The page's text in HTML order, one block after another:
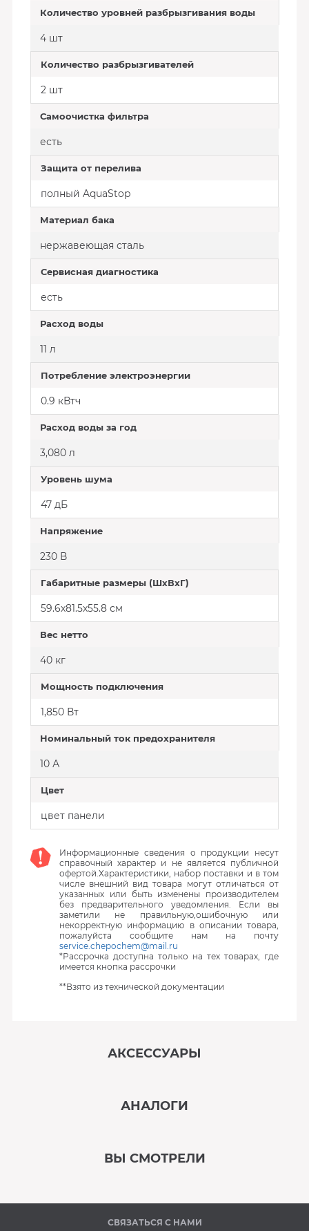
Количество уровней разбрызгивания воды
4 шт
Количество разбрызгивателей
2 шт
Самоочистка фильтра
есть
Защита от перелива
полный AquaStop
Материал бака
нержавеющая сталь
Сервисная диагностика
есть
Расход воды
11 л
Потребление электроэнергии
0.9 кВтч
Расход воды за год
3,080 л
Уровень шума
47 дБ
Напряжение
230 В
Габаритные размеры (ШхВхГ)
59.6х81.5х55.8 см
Вес нетто
40 кг
Мощность подключения
1,850 Вт
Номинальный ток предохранителя
10 А
Цвет
цвет панели
Информационные сведения о продукции несут
справочный характер и не является публичной
офертой.Характеристики, набор поставки и в том
числе внешний вид товара могут отличаться от
указанных или быть изменены производителем
без предварительного уведомления. Если вы
заметили не правильную,ошибочную или
некорректную информацию в описании товара,
пожалуйста сообщите нам на почту
service.chepochem@mail.ru
*Рассрочка доступна только на тех товарах, где
имеется кнопка рассрочки
**Взято из технической документации
АКСЕССУАРЫ
АНАЛОГИ
ВЫ СМОТРЕЛИ
В наличии
СВЯЗАТЬСЯ С НАМИ